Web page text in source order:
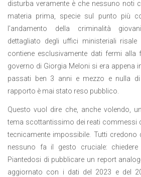
disturba veramente è che nessuno noti
materia prima, specie sul punto più
l’andamento della criminalità
dettagliato degli uffici ministeriali risale
contiene esclusivamente dati fermi alla
governo di Giorgia Meloni si era appena
passati ben 3 anni e mezzo e nulla
rapporto è mai stato reso pubblico.
Questo vuol dire che, anche volendo,
tema scottantissimo dei reati commessi
tecnicamente impossibile. Tutti
nessuno fa il gesto cruciale: chiedere
Piantedosi di pubblicare un report
aggiornato con i dati del 2023 e del